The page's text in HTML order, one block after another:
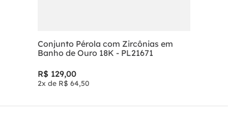
Conjunto Pérola com Zircônias em
Banho de Ouro 18K - PL21671
R$ 129,00
2x de R$ 64,50